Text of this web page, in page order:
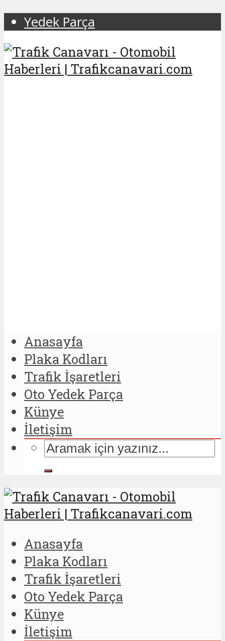
Yedek Parça
Anasayfa
Plaka Kodları
Trafik İşaretleri
Oto Yedek Parça
Künye
İletişim
Anasayfa
Plaka Kodları
Trafik İşaretleri
Oto Yedek Parça
Künye
İletişim